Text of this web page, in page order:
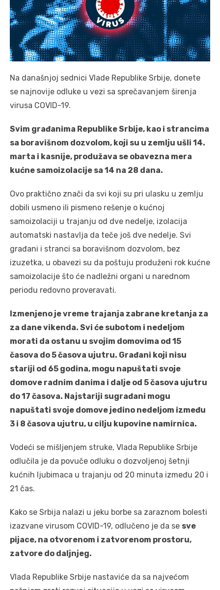
Na današnjoj sednici Vlade Republike Srbije, donete
se najnovije odluke u vezi sa sprečavanjem širenja
virusa COVID-19.
Svim građanima Republike Srbije, kao i strancima
sa boravišnom dozvolom, koji su u zemlju ušli 14.
marta i kasnije, produžava se obavezna mera
kućne samoizolacije sa 14 na 28 dana.
Ovo praktično znači da svi koji su pri ulasku u zemlju
dobili usmeno ili pismeno rešenje o kućnoj
samoizolaciji u trajanju od dve nedelje, izolacija
automatski nastavlja da teče još dve nedelje. Svi
građani i stranci sa boravišnom dozvolom, bez
izuzetka, u obavezi su da poštuju produženi rok kućne
samoizolacije što će nadležni organi u narednom
periodu redovno proveravati.
Izmenjeno je vreme trajanja zabrane kretanja za
za dane vikenda. Svi će subotom i nedeljom
morati da ostanu u svojim domovima od 15
časova do 5 časova ujutru. Građani koji nisu
stariji od 65 godina, mogu napuštati svoje
domove radnim danima i dalje od 5 časova ujutru
do 17 časova. Najstariji sugrađani mogu
napuštati svoje domove jedino nedeljom između
3 i 8 časova ujutru, u cilju kupovine namirnica.
Vodeći se mišljenjem struke, Vlada Republike Srbije
odlučila je da povuče odluku o dozvoljenoj šetnji
kućnih ljubimaca u trajanju od 20 minuta između 20 i
21 čas.
Kako se Srbija nalazi u jeku borbe sa zaraznom bolesti
izazvane virusom COVID-19, odlučeno je da se sve
pijace, na otvorenom i zatvorenom prostoru,
zatvore do daljnjeg.
Vlada Republike Srbije nastaviće da sa najvećom